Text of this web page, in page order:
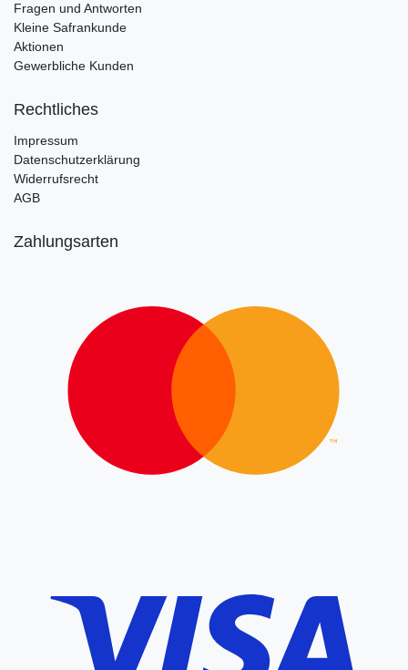
Fragen und Antworten
Kleine Safrankunde
Aktionen
Gewerbliche Kunden
Rechtliches
Impressum
Datenschutzerklärung
Widerrufsrecht
AGB
Zahlungsarten